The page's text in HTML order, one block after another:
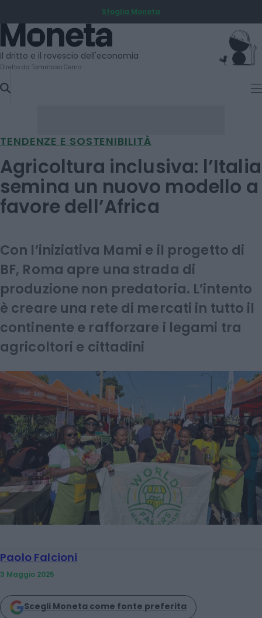
TO
CONTENT
Sfoglia Moneta
Moneta
Il dritto e il rovescio dell'economia
Diretto da Tommaso Cerno
TENDENZE E SOSTENIBILITÀ
Agricoltura inclusiva: l’Italia
semina un nuovo modello a
favore dell’Africa
Con l’iniziativa Mami e il progetto di
BF, Roma apre una strada di
produzione non predatoria. L’intento
è creare una rete di mercati in tutto il
continente e rafforzare i legami tra
agricoltori e cittadini
Paolo Falcioni
3 Maggio 2025
Scegli Moneta come fonte preferita